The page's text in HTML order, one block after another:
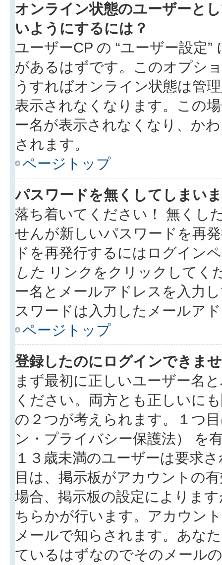
オンライン状態のユーザーと
いようにするには？
ユーザーCP の “ユーザー設定
があるはずです。このオプシ
うすればオンライン状態は管
表示されなくなります。この
ー名が表示されなくなり、か
されます。
ページトップ
パスワードを無くしてしまい
落ち着いてください！ 無くし
せんが新しいパスワードを再
ドを再発行するにはログイン
した リンクをクリックしてく
ー名とメールアドレスを入力
スワードは入力したメールア
ページトップ
登録したのにログインできま
まず最初に正しいユーザー名
ください。両方とも正しいに
の２つが考えられます。１つ
ン・プライバシー保護法） を
１３歳未満のユーザーは要求
目は、掲示板がアカウントの
場合、掲示板の設定によりま
ちらかが行います。アカウン
メールで知らされます。あな
ているはずなのでそのメール